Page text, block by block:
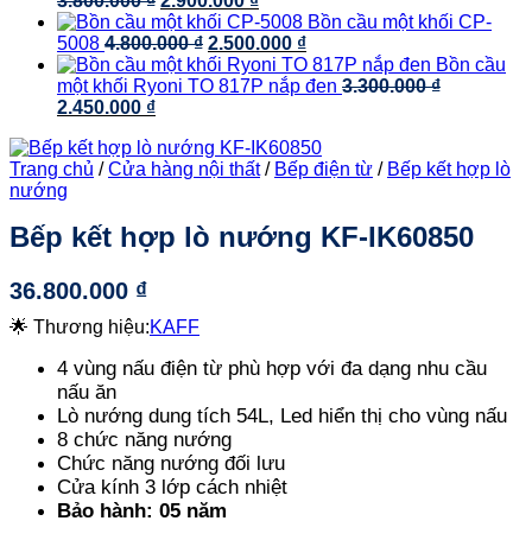
2.700.000 ₫.là:
gốc
là:
3.800.000 ₫.
hiện
tại
là:
2.900.000 ₫.
Bồn cầu một khối CP-
5008 4.800.000₫ Giá
gốc
là:
2.500.000 ₫Giá
hiện
tại
Bồn cầu
một khối Ryoni TO 817P nắp đen 3.300.000₫
Giá
là:
3.300.000 ₫.
2.450.000 ₫Giá
tại
là:
Trang chủ / Cửa hàng nội thất / Bếp điện từ / Bếp kết hợp lò
nướng
Bếp kết hợp lò nướng KF-IK60850
36.800.000 ₫
🌟 Thương hiệu:KAFF
4 vùng nấu điện từ phù hợp với đa dạng nhu cầu
nấu ăn
Lò nướng dung tích 54L, Led hiển thị cho vùng nấu
8 chức năng nướng
Chức năng nướng đối lưu
Cửa kính 3 lớp cách nhiệt
Bảo hành: 05 năm